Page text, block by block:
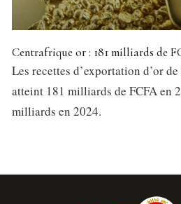
Centrafrique or : 181 milliards de
Les recettes d’exportation d’or
atteint 181 milliards de FCFA en
milliards en 2024.